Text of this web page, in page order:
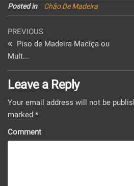
Posted in Chão De Madeira
Post
navigation
Previous
Post
PREVIOUS
Piso de Madeira Maciça ou
Mult...
Leave a Reply
Your email address will not be
marked *
Comment